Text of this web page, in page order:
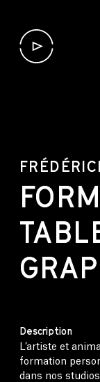
Description
L’artiste et
formation
dans nos